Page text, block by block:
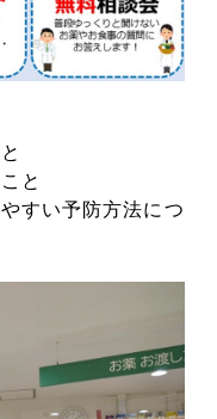
と
すい予防方法につ